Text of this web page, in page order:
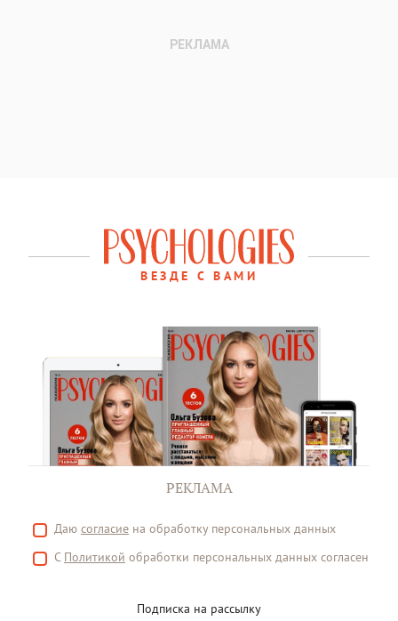
ВЕЗДЕ С ВАМИ
РЕКЛАМА
Даю согласие на обработку персональных данных
С Политикой обработки персональных данных согласен
Подписка на рассылку